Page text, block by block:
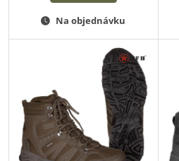
Na objednávku